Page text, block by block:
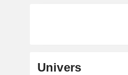
Univers